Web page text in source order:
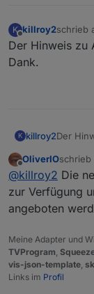
K
Offline
killroy2schrieb
zuletzt
Der Hinweis zu
Dank.
K killroy2Der
Offline
OliverIOschrieb
zuletzt
@killroy2 Die
zur Verfügung
angeboten
Meine Adapter und
TVProgram,
vis-json-template,
Links im Profil